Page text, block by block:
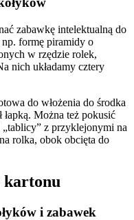
zabawkę intelektualną do
np. formę piramidy o
w rzędzie rolek,
nich układamy cztery
do włożenia do środka
Można też pokusić
z przyklejonymi na
rolka, obok obcięta do
kartonu
i zabawek